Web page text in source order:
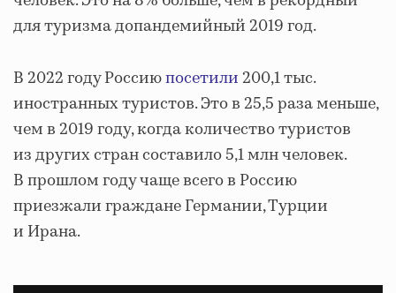
для туризма допандемийный 2019 год.
В 2022 году Россиюпосетили200,1 тыс.
иностранных туристов. Это в 25,5 раза меньше,
чем в 2019 году, когда количество туристов
из других стран составило 5,1 млн человек.
В прошлом году чаще всего в Россию
приезжали граждане Германии, Турции
и Ирана.